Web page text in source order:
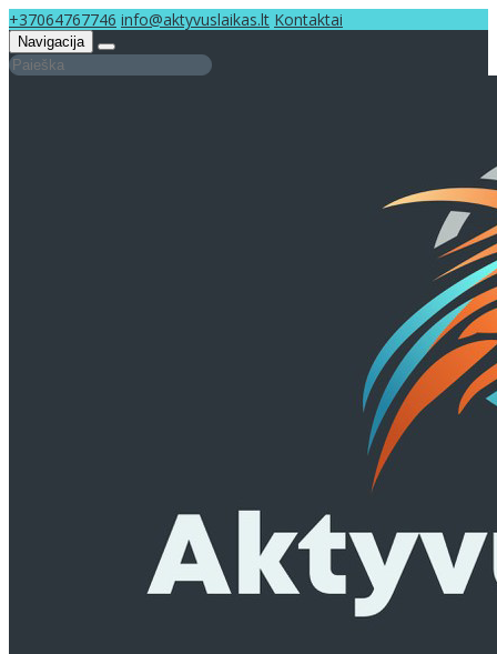
+37064767746 info@aktyvuslaikas.lt Kontaktai
Navigacija